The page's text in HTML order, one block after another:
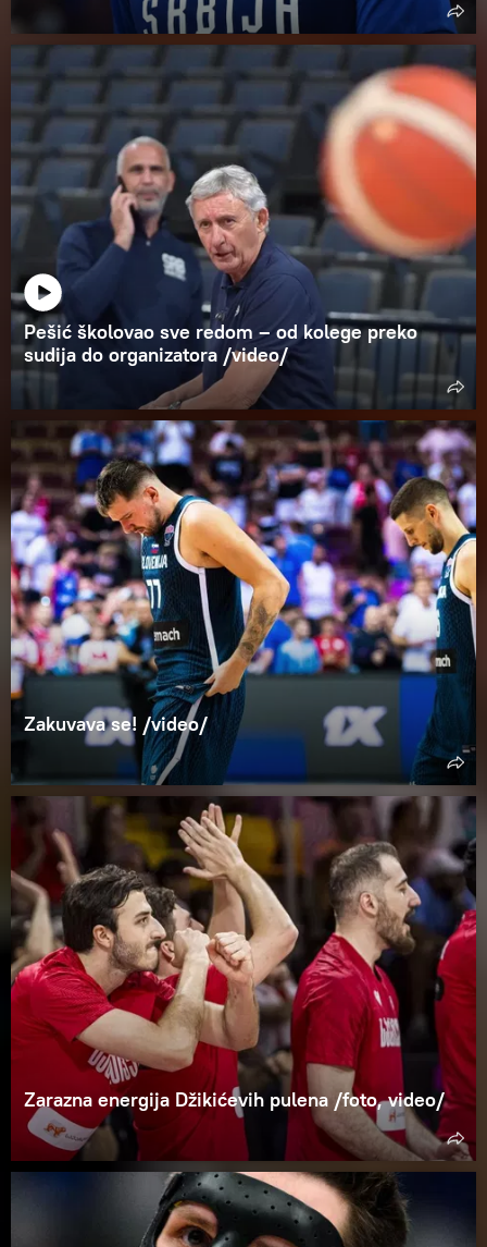
Pešić školovao sve redom – od kolege preko
sudija do organizatora /video/
Zakuvava se! /video/
Zarazna energija Džikićevih pulena /foto, video/